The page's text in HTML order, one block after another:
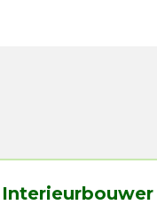
Interieurbouwer